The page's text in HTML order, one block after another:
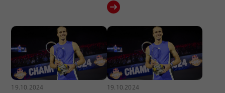
19.10.2024 19.10.2024